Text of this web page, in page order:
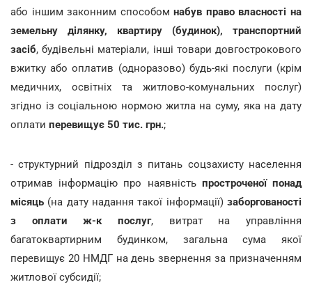
або іншим законним способомнабув право власності на
земельну ділянку, квартиру (будинок), транспортний
засіб, будівельні матеріали, інші товари довгострокового
вжитку або оплатив (одноразово) будь-які послуги (крім
медичних, освітніх та житлово-комунальних послуг)
згідно із соціальною нормою житла на суму, яка на дату
оплати перевищує 50 тис. грн.;
- структурний підрозділ з питань соцзахисту населення
отримав інформацію про наявністьпростроченої понад
місяць (на дату надання такої інформації) заборгованості
з оплати ж-к послуг, витрат на управління
багатоквартирним будинком, загальна сума якої
перевищує 20 НМДГ на день звернення за призначенням
житлової субсидії;